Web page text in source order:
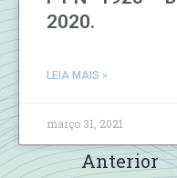
2020.
LEIA MAIS »
março 31, 2021
Anterior